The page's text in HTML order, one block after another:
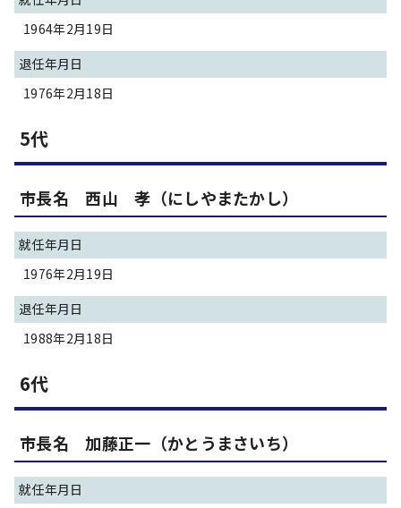
1964年2月19日
退任年月日
1976年2月18日
5代
市長名 西山 孝（にしやまたかし）
就任年月日
1976年2月19日
退任年月日
1988年2月18日
6代
市長名 加藤正一（かとうまさいち）
就任年月日